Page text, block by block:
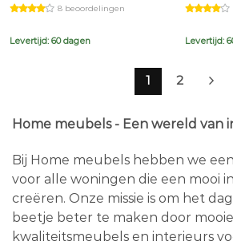
8 beoordelingen
Levertijd: 60 dagen Levertijd:
1 2
Home meubels - Een wereld van
Bij Home meubels hebben we
voor alle woningen die een mooi
creëren. Onze missie is om het
beetje beter te maken door mooie
kwaliteitsmeubels en interieurs